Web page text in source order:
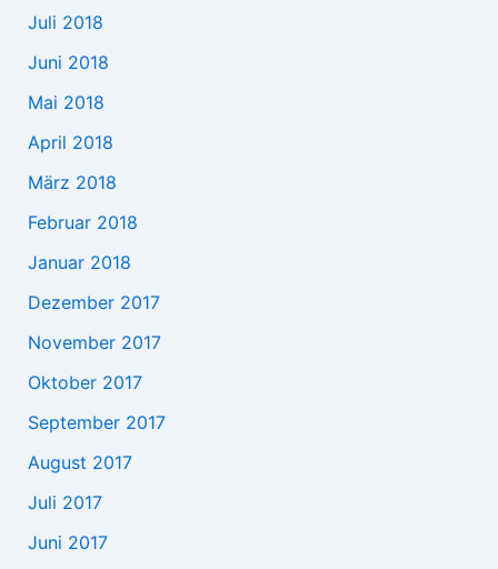
Juli 2018
Juni 2018
Mai 2018
April 2018
März 2018
Februar 2018
Januar 2018
Dezember 2017
November 2017
Oktober 2017
September 2017
August 2017
Juli 2017
Juni 2017